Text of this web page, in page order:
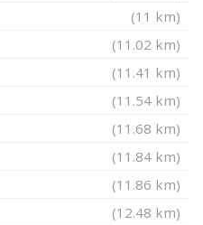
(11 km)
(11.02 km)
(11.41 km)
(11.54 km)
(11.68 km)
(11.84 km)
(11.86 km)
(12.48 km)